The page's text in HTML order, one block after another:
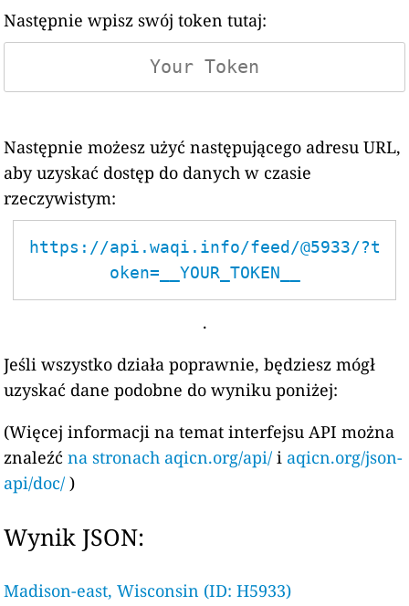
Następnie wpisz swój token tutaj:
Następnie możesz użyć następującego adresu URL,
aby uzyskać dostęp do danych w czasie
rzeczywistym:
https://api.waqi.info/feed/@5933/?t
oken=__YOUR_TOKEN__
.
Jeśli wszystko działa poprawnie, będziesz mógł
uzyskać dane podobne do wyniku poniżej:
(Więcej informacji na temat interfejsu API można
znaleźćna stronach aqicn.org/api/ i aqicn.org/json-
api/doc/ )
Wynik JSON:
Madison-east, Wisconsin (ID: H5933)